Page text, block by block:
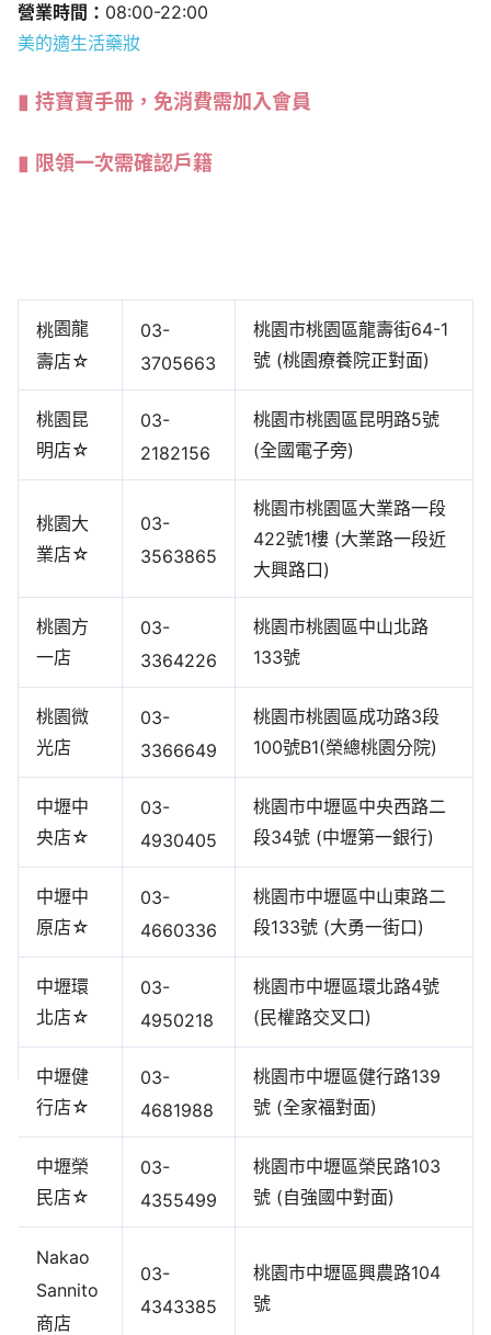
營業時間： 08:00-22:00
美的適生活藥妝
持寶寶手冊，免消費需加入會員
限領一次需確認戶籍
桃園龍
壽店☆
03-
3705663
桃園市桃園區龍壽街64-1
號 (桃園療養院正對面)
桃園昆
明店☆
03-
2182156
桃園市桃園區昆明路5號
(全國電子旁)
桃園大
業店☆
03-
3563865
桃園市桃園區大業路一段
422號1樓 (大業路一段近
大興路口)
桃園方
一店
03-
3364226
桃園市桃園區中山北路
133號
桃園微
光店
03-
3366649
桃園市桃園區成功路3段
100號B1(榮總桃園分院)
中壢中
央店☆
03-
4930405
桃園市中壢區中央西路二
段34號 (中壢第一銀行)
中壢中
原店☆
03-
4660336
桃園市中壢區中山東路二
段133號 (大勇一街口)
中壢環
北店☆
03-
4950218
桃園市中壢區環北路4號
(民權路交叉口)
中壢健
行店☆
03-
4681988
桃園市中壢區健行路139
號 (全家福對面)
中壢榮
民店☆
03-
4355499
桃園市中壢區榮民路103
號 (自強國中對面)
Nakao
Sannito
商店
03-
4343385
桃園市中壢區興農路104
號